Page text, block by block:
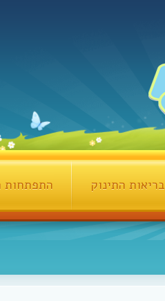
בריאות התינוק התפתחות